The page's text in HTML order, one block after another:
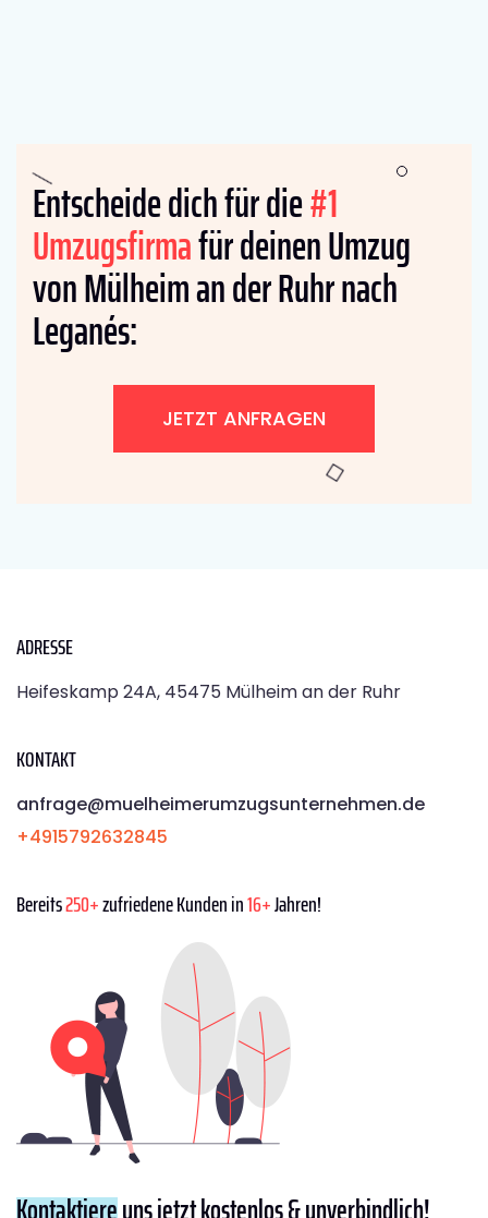
Entscheide dich für die#1
Umzugsfirmafür deinen Umzug
von Mülheim an der Ruhr nach
Leganés:
JETZT ANFRAGEN
ADRESSE
Heifeskamp 24A, 45475 Mülheim an der Ruhr
KONTAKT
anfrage@muelheimerumzugsunternehmen.de
+4915792632845
Bereits250+zufriedene Kunden in16+Jahren!